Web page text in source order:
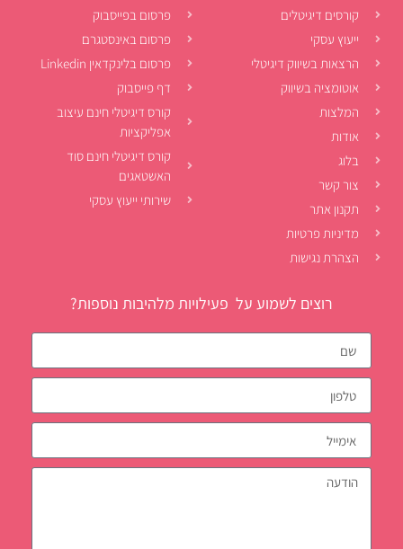
קורסים דיגיטלים
ייעוץ עסקי
הרצאות בשיווק דיגיטלי
אוטומציה בשיווק
המלצות
אודות
בלוג
צור קשר
תקנון אתר
מדיניות פרטיות
הצהרת נגישות
פרסום בפייסבוק
פרסום באינסטגרם
פרסום בלינקדאין Linkedin
דף פייסבוק
קורס דיגיטלי חינם עיצוב
אפליקציות
קורס דיגיטלי חינם סוד
האשטאגים
שירותי ייעוץ עסקי
רוצים לשמוע על פעילויות מלהיבות נוספות?